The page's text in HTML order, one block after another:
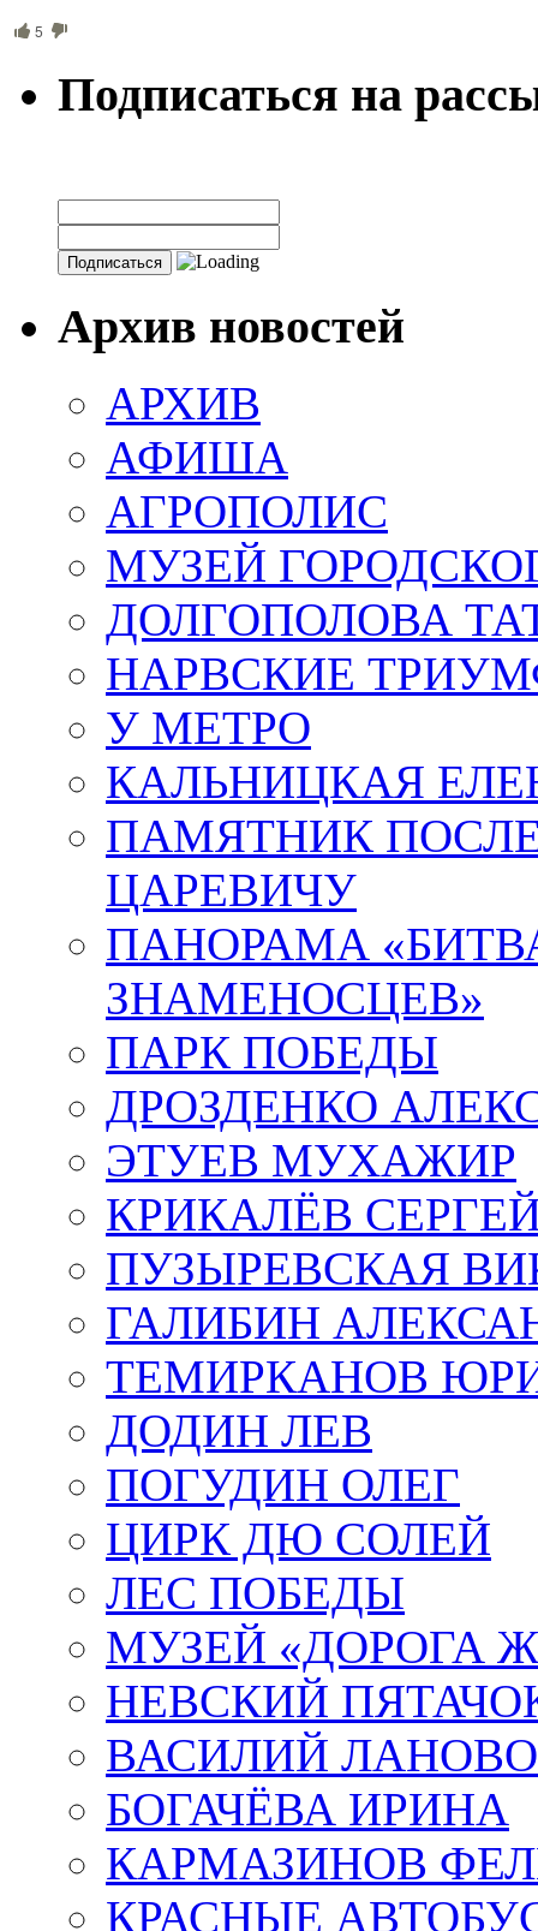
5
Подписаться на
Архив новостей
АРХИВ
АФИША
АГРОПОЛИС
МУЗЕЙ
ДОЛГОПОЛОВА
НАРВСКИЕ
У МЕТРО
КАЛЬНИЦКАЯ
ПАМЯТНИК
ЦАРЕВИЧУ
ПАНОРАМА
ЗНАМЕНОСЦЕВ»
ПАРК ПОБЕДЫ
ДРОЗДЕНКО
ЭТУЕВ МУХАЖИР
КРИКАЛЁВ
ПУЗЫРЕВСКАЯ
ГАЛИБИН
ТЕМИРКАНОВ
ДОДИН ЛЕВ
ПОГУДИН ОЛЕГ
ЦИРК ДЮ СОЛЕЙ
ЛЕС ПОБЕДЫ
МУЗЕЙ «ДОРОГА
НЕВСКИЙ
ВАСИЛИЙ
БОГАЧЁВА ИРИНА
КАРМАЗИНОВ
КРАСНЫЕ